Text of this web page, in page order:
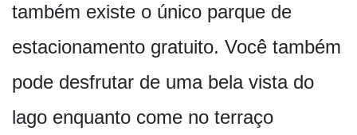
também existe o único parque de
estacionamento gratuito. Você também
pode desfrutar de uma bela vista do
lago enquanto come no terraço